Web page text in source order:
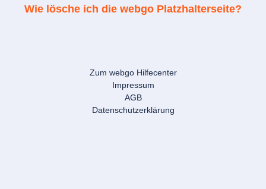
Wie lösche ich die webgo Platzhalterseite?
Zum webgo Hilfecenter
Impressum
AGB
Datenschutzerklärung